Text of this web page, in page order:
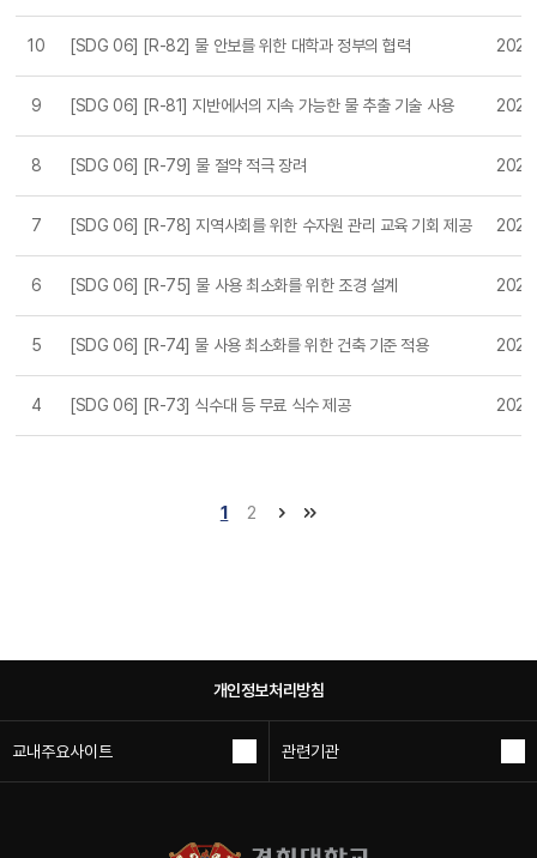
10 [SDG 06] [R-82] 물 안보를 위한 대학과 정부의 협력
9 [SDG 06] [R-81] 지반에서의 지속 가능한 물 추출 기술 사용
8 [SDG 06] [R-79] 물 절약 적극 장려
7 [SDG 06] [R-78] 지역사회를 위한 수자원 관리 교육 기회 제공
6 [SDG 06] [R-75] 물 사용 최소화를 위한 조경 설계
5 [SDG 06] [R-74] 물 사용 최소화를 위한 건축 기준 적용
4 [SDG 06] [R-73] 식수대 등 무료 식수 제공
1 2
개인정보처리방침
교내주요사이트 관련기관